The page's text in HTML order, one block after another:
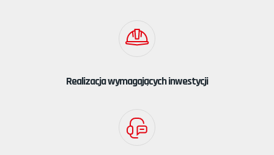
Realizacja wymagających inwestycji